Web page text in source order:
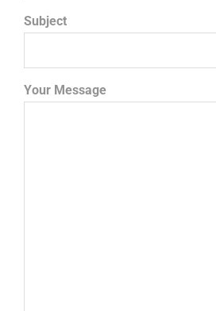
Subject
Your Message